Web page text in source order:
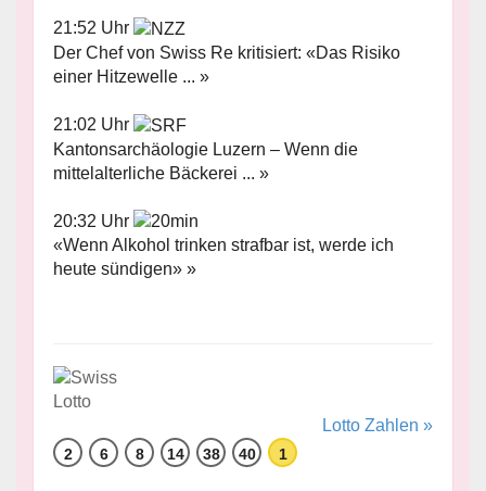
21:52 Uhr
Der Chef von Swiss Re kritisiert: «Das Risiko
einer Hitzewelle ... »
21:02 Uhr
Kantonsarchäologie Luzern – Wenn die
mittelalterliche Bäckerei ... »
20:32 Uhr
«Wenn Alkohol trinken strafbar ist, werde ich
heute sündigen» »
Lotto Zahlen »
2 6 8 14 38 40 1